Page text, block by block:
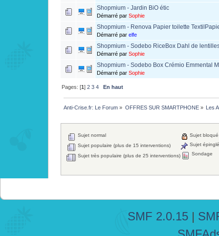
Shopmium - Jardin BiO étic
Démarré par Sophie
Shopmium - Renova Papier toilette
Démarré par elfe
Shopmium - Sodebo RiceBox Dahl de
Démarré par Sophie
Shopmium - Sodebo Box Crémio Emmental
Démarré par Sophie
Pages: [1]2 3 4 En haut
Anti-Crise.fr: Le Forum » OFFRES SUR SMARTPHONE» Les
Sujet normal
Sujet populaire (plus de 15 interventions)
Sujet très populaire (plus de 25 interventions)
Sujet bloqué
Sujet
Sondage
SMF 2.0.15 |